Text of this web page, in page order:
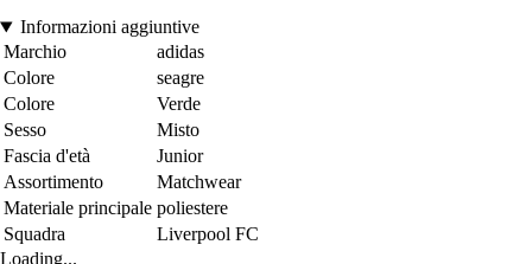
Informazioni aggiuntive
Marchio
adidas
Colore
seagre
Colore
Verde
Sesso
Misto
Fascia d'età
Junior
Assortimento
Matchwear
Materiale principale poliestere
Squadra
Liverpool FC
Loading...